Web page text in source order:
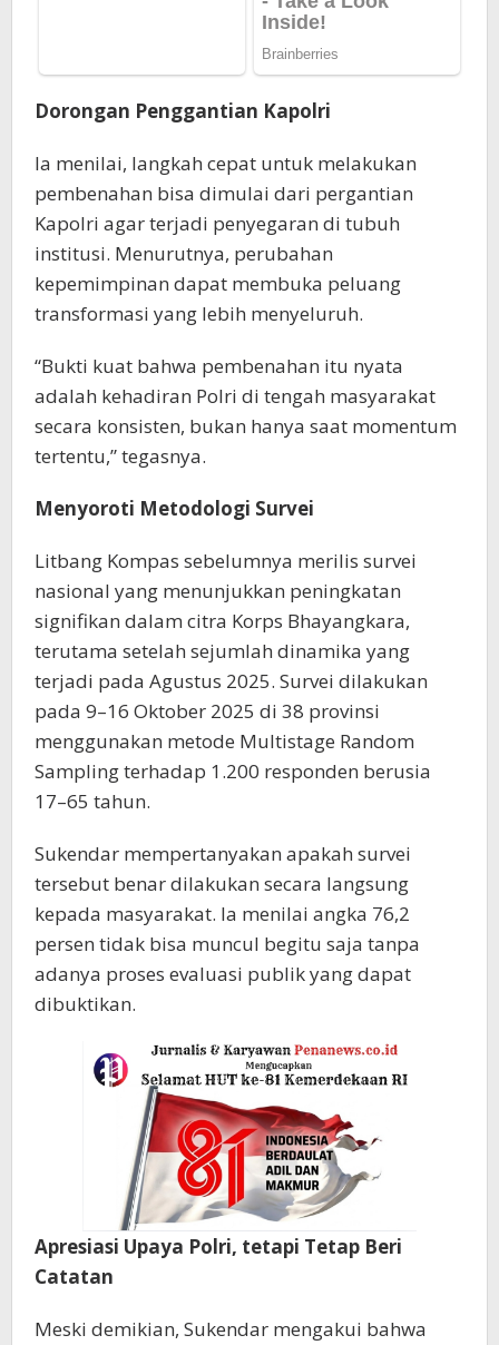
Dorongan Penggantian Kapolri
Ia menilai, langkah cepat untuk melakukan
pembenahan bisa dimulai dari pergantian
Kapolri agar terjadi penyegaran di tubuh
institusi. Menurutnya, perubahan
kepemimpinan dapat membuka peluang
transformasi yang lebih menyeluruh.
“Bukti kuat bahwa pembenahan itu nyata
adalah kehadiran Polri di tengah masyarakat
secara konsisten, bukan hanya saat momentum
tertentu,” tegasnya.
Menyoroti Metodologi Survei
Litbang Kompas sebelumnya merilis survei
nasional yang menunjukkan peningkatan
signifikan dalam citra Korps Bhayangkara,
terutama setelah sejumlah dinamika yang
terjadi pada Agustus 2025. Survei dilakukan
pada 9–16 Oktober 2025 di 38 provinsi
menggunakan metode Multistage Random
Sampling terhadap 1.200 responden berusia
17–65 tahun.
Sukendar mempertanyakan apakah survei
tersebut benar dilakukan secara langsung
kepada masyarakat. Ia menilai angka 76,2
persen tidak bisa muncul begitu saja tanpa
adanya proses evaluasi publik yang dapat
dibuktikan.
Apresiasi Upaya Polri, tetapi Tetap Beri
Catatan
Meski demikian, Sukendar mengakui bahwa